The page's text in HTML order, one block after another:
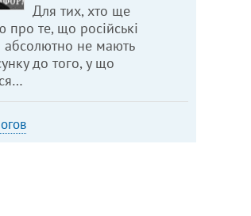
Для тих, хто ще
про те, що російські
абсолютно не мають
до того, у що